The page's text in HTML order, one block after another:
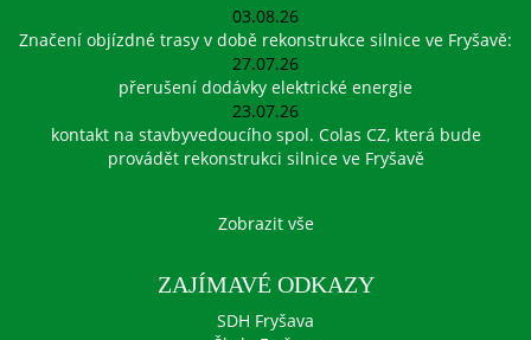
03.08.26
Značení objízdné trasy v době rekonstrukce silnice ve Fryšavě:
27.07.26
přerušení dodávky elektrické energie
23.07.26
kontakt na stavbyvedoucího spol. Colas CZ, která bude
provádět rekonstrukci silnice ve Fryšavě
Zobrazit vše
ZAJÍMAVÉ ODKAZY
SDH Fryšava